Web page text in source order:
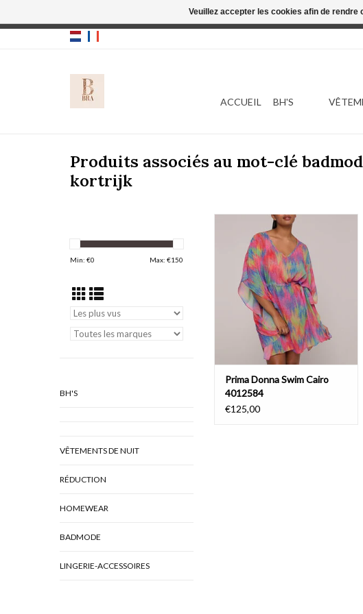
ACCUEIL BH'S
Produits associés au mot-clé
kortrijk
Min: €0 Max: €150
BH'S
VÊTEMENTS DE NUIT
RÉDUCTION
HOMEWEAR
BADMODE
LINGERIE-ACCESSOIRES
Prima Donna Swim Cairo 4012584
AJOUTER AU PANIER
Prima Donna Swim Cairo
4012584
€125,00
Veuillez accepter les cookies afin de
Cette boutique est en